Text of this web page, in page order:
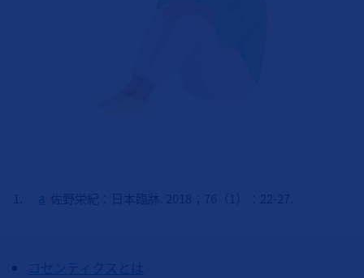
a
コセンティクスとは